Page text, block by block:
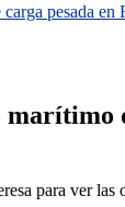
pesada en
marítimo
para ver las